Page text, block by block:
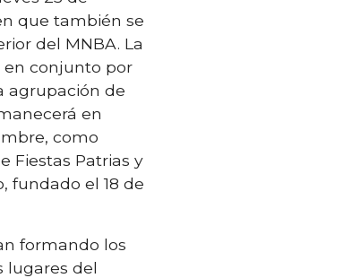
que también se
del MNBA. La
en conjunto por
agrupación de
en
como
Fiestas Patrias y
fundado el 18 de
formando los
lugares del